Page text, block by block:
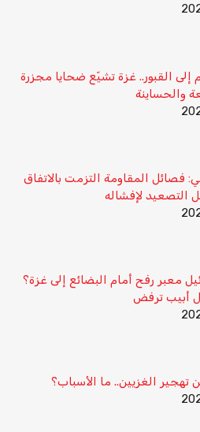
إلى القبور.. غزة تشيّع ضحايا مجزرة
والحساينة
فصائل المقاومة التزمت بالاتفاق
التصعيد لإفشاله
معبر رفح أمام البضائع إلى غزة؟
أبيب ترفض
الغزيين.. ما الأسباب؟